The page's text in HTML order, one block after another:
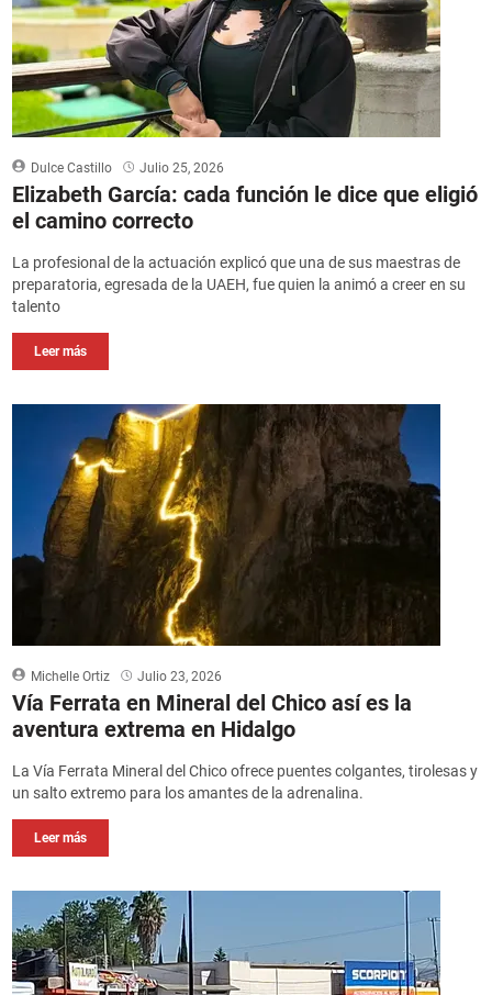
Dulce Castillo Julio 25, 2026
Elizabeth García: cada función le dice que eligió
el camino correcto
La profesional de la actuación explicó que una de sus maestras de
preparatoria, egresada de la UAEH, fue quien la animó a creer en su
talento
Leer más
Michelle Ortiz Julio 23, 2026
Vía Ferrata en Mineral del Chico así es la
aventura extrema en Hidalgo
La Vía Ferrata Mineral del Chico ofrece puentes colgantes, tirolesas y
un salto extremo para los amantes de la adrenalina.
Leer más